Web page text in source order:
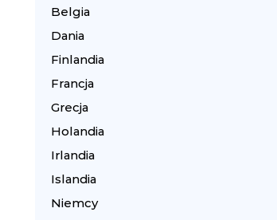
Belgia
Dania
Finlandia
Francja
Grecja
Holandia
Irlandia
Islandia
Niemcy